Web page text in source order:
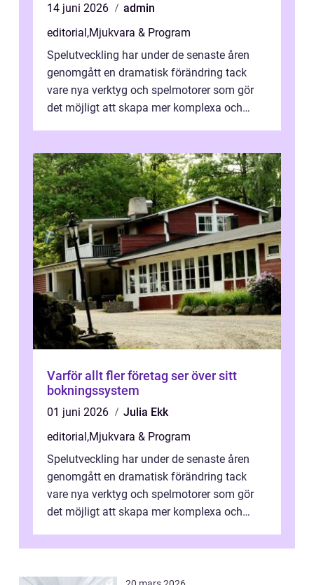
14 juni 2026
admin
editorial,Mjukvara & Program
Spelutveckling har under de senaste åren
genomgått en dramatisk förändring tack
vare nya verktyg och spelmotorer som gör
det möjligt att skapa mer komplexa och
Varför allt fler företag ser över sitt
bokningssystem
01 juni 2026
Julia Ekk
editorial,Mjukvara & Program
Spelutveckling har under de senaste åren
genomgått en dramatisk förändring tack
vare nya verktyg och spelmotorer som gör
det möjligt att skapa mer komplexa och